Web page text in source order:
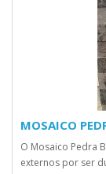
MOSAICO
O Mosaico Pedra
externos por ser